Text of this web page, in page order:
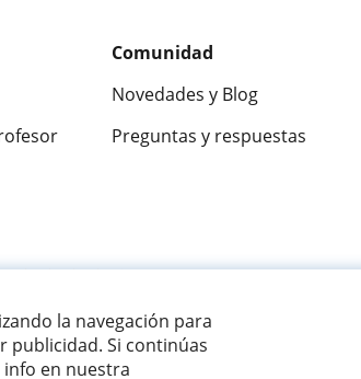
la navegación para
publicidad. Si continúas
info en nuestra
Comunidad
Novedades y Blog
Preguntas y respuestas
★★★★★